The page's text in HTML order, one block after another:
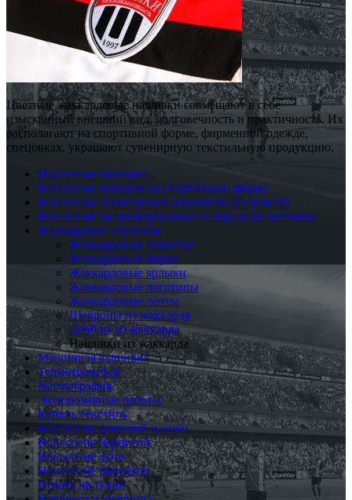
Цветные жаккардовые нашивки совмещают в себе
изысканный внешний вид, долговечность и практичность. Их
располагают на спортивной форме, фирменной одежде,
спецовках, украшают сувенирную текстильную продукцию.
Нанесение логотипа
Нанесение номеров на спортивную форму
Нанесение спонсорских логотипов (надписей)
Нанесение на тренировочные и парадные костюмы
Жаккардовое плетение
Жаккардовые этикетки
Жаккардовые бирки
Жаккардовые ярлыки
Жаккардовые логотипы
Жаккардовые ленты
Шевроны из жаккарда
Лейблы из жаккарда
Нашивки из жаккарда
Машинная вышивка
Термотрансфер
Шелкография
Эксклюзивные работы
Купить текстиль
Нанесение фамилий и имён
Нанесение надписей
Нанесение фото
Нанесение рисунков
Печать на ткани